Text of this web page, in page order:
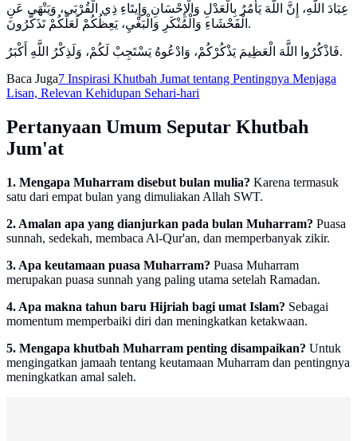
عِبَادَ اللَّهِ، إِنَّ اللَّهَ يَأْمُرُ بِالْعَدْلِ وَالْإِحْسَانِ وَإِيتَاءِ ذِي الْقُرْبَى، وَيَنْهَى عَنِ
الْفَحْشَاءِ وَالْمُنْكَرِ وَالْبَغْيِ، يَعِظُكُمْ لَعَلَّكُمْ تَذَكَّرُونَ.
فَاذْكُرُوا اللَّهَ الْعَظِيمَ يَذْكُرْكُمْ، وَادْعُوهُ يَسْتَجِبْ لَكُمْ، وَلَذِكْرُ اللَّهِ أَكْبَرُ.
Baca Juga7 Inspirasi Khutbah Jumat tentang Pentingnya Menjaga
Lisan, Relevan Kehidupan Sehari-hari
Pertanyaan Umum Seputar Khutbah
Jum'at
1. Mengapa Muharram disebut bulan mulia? Karena termasuk
satu dari empat bulan yang dimuliakan Allah SWT.
2. Amalan apa yang dianjurkan pada bulan Muharram? Puasa
sunnah, sedekah, membaca Al-Qur'an, dan memperbanyak zikir.
3. Apa keutamaan puasa Muharram? Puasa Muharram
merupakan puasa sunnah yang paling utama setelah Ramadan.
4. Apa makna tahun baru Hijriah bagi umat Islam? Sebagai
momentum memperbaiki diri dan meningkatkan ketakwaan.
5. Mengapa khutbah Muharram penting disampaikan? Untuk
mengingatkan jamaah tentang keutamaan Muharram dan pentingnya
meningkatkan amal saleh.